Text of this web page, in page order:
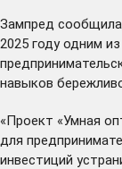
Зампред
2025 году одним
навыков
«Проект «Умная
для
инвестиций